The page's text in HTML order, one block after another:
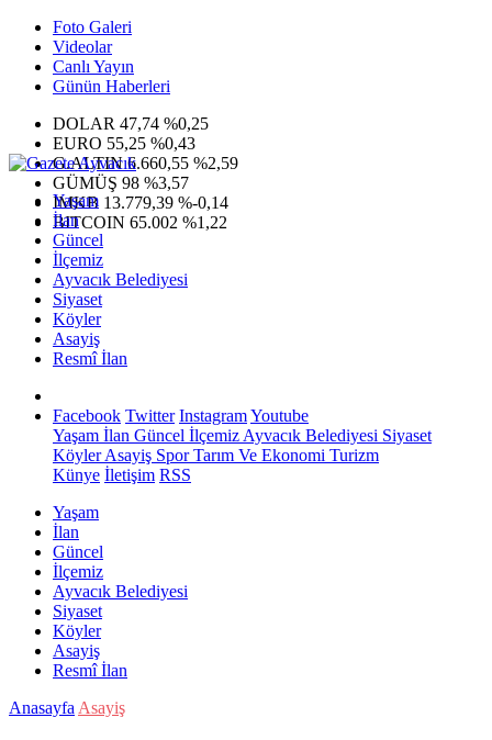
Foto Galeri
Videolar
Canlı Yayın
Günün Haberleri
DOLAR 47,74 %0,25
EURO 55,25 %0,43
G.ALTIN6.660,55 %2,59
GÜMÜŞ 98 %3,57
IMKB 13.779,39 %-0,14
BITCOIN 65.002 %1,22
Yaşam
İlan
Güncel
İlçemiz
Ayvacık Belediyesi
Siyaset
Köyler
Asayiş
Resmî İlan
Facebook Twitter InstagramYoutube
Yaşam İlan Güncel İlçemiz Ayvacık Belediyesi Siyaset
KöylerAsayiş SporTarım Ve Ekonomi Turizm
Künye İletişim RSS
Yaşam
İlan
Güncel
İlçemiz
Ayvacık Belediyesi
Siyaset
Köyler
Asayiş
Resmî İlan
Anasayfa Asayiş